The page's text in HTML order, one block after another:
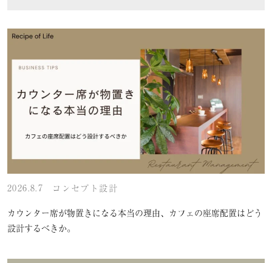
2026.8.7 コンセプト設計
カウンター席が物置きになる本当の理由、カフェの座席配置はどう
設計するべきか。